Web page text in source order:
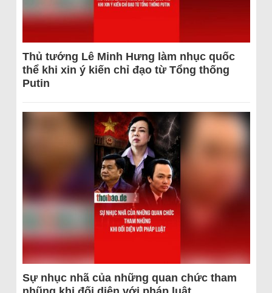
Thủ tướng Lê Minh Hưng làm nhục quốc
thể khi xin ý kiến chỉ đạo từ Tổng thống
Putin
Sự nhục nhã của những quan chức tham